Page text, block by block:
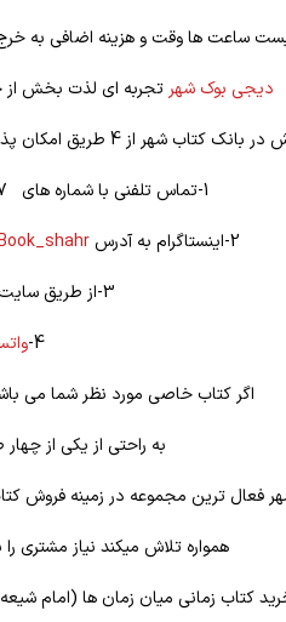
ساعت ها وقت و هزینه اضافی به
دیجی بوک شهر تجربه ای لذت بخش از
طریق امکان پذیر است همراه با ارسال رایگان (تهران) و تخفیف ویژه
1-تماس تلفنی با شماره های 02166403037///02166403046
2-اینستاگرام به آدرس
3-از طریق سایت
4-
اگر کتاب خاصی مورد نظر شما می
به راحتی از یکی از
فعال ترین مجموعه در زمینه فروش
همواره تلاش میکند نیاز مشتری
کتاب زمانی میان زمان ها (امام